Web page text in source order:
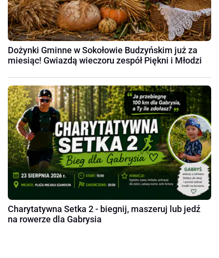
Dożynki Gminne w Sokołowie Budzyńskim już za
miesiąc! Gwiazdą wieczoru zespół Piękni i Młodzi
Charytatywna Setka 2 - biegnij, maszeruj lub jedź
na rowerze dla Gabrysia